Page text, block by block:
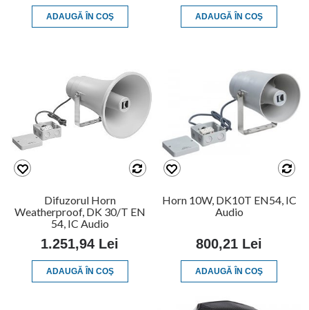
ADAUGĂ ÎN COŞ ADAUGĂ ÎN COŞ
Difuzorul Horn
Weatherproof, DK 30/T EN
54, IC Audio
1.251,94 Lei
ADAUGĂ ÎN COŞ
Horn 10W, DK10T EN54, IC
Audio
800,21 Lei
ADAUGĂ ÎN COŞ